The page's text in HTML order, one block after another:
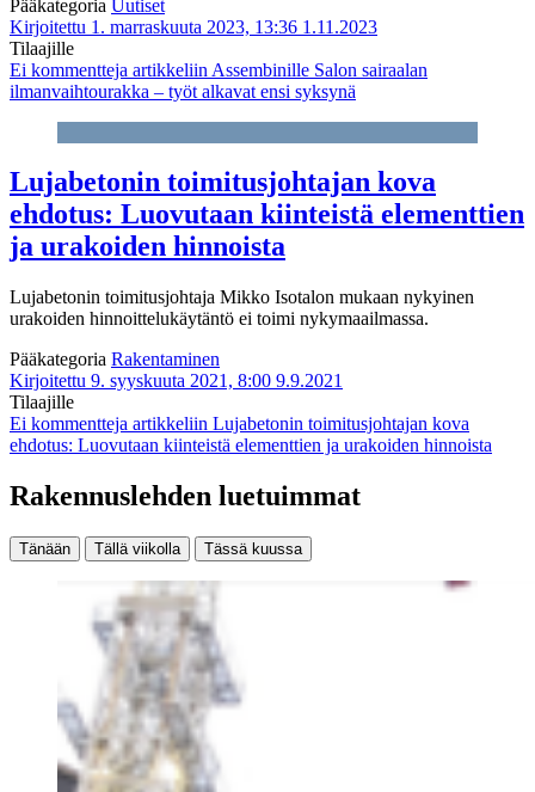
Pääkategoria Uutiset
Kirjoitettu 1. marraskuuta 2023, 13:36 1.11.2023
Tilaajille
Ei kommentteja artikkeliin Assembinille Salon sairaalan
ilmanvaihtourakka – työt alkavat ensi syksynä
Lujabetonin toimitusjohtajan kova
ehdotus: Luovutaan kiinteistä elementtien
ja urakoiden hinnoista
Lujabetonin toimitusjohtaja Mikko Isotalon mukaan nykyinen
urakoiden hinnoittelukäytäntö ei toimi nykymaailmassa.
Pääkategoria Rakentaminen
Kirjoitettu 9. syyskuuta 2021, 8:00 9.9.2021
Tilaajille
Ei kommentteja artikkeliin Lujabetonin toimitusjohtajan kova
ehdotus: Luovutaan kiinteistä elementtien ja urakoiden hinnoista
Rakennuslehden luetuimmat
Tänään Tällä viikolla Tässä kuussa